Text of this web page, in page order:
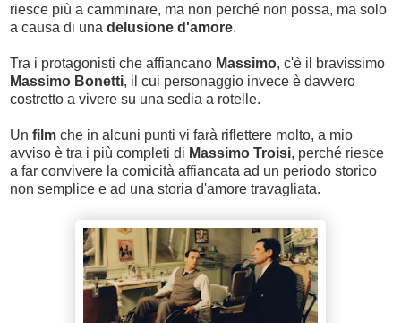
riesce più a camminare, ma non perché non possa, ma solo
a causa di una delusione d'amore.
Tra i protagonisti che affiancano Massimo, c'è il bravissimo
Massimo Bonetti, il cui personaggio invece è davvero
costretto a vivere su una sedia a rotelle.
Un film che in alcuni punti vi farà riflettere molto, a mio
avviso è tra i più completi di Massimo Troisi, perché riesce
a far convivere la comicità affiancata ad un periodo storico
non semplice e ad una storia d'amore travagliata.